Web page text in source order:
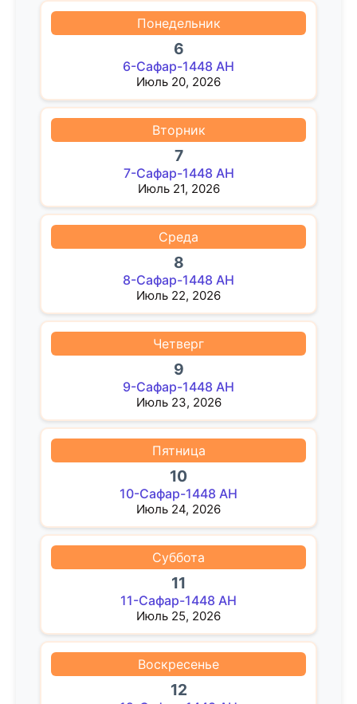
Понедельник
6
6-Сафар-1448 AH
Июль 20, 2026
Вторник
7
7-Сафар-1448 AH
Июль 21, 2026
Среда
8
8-Сафар-1448 AH
Июль 22, 2026
Четверг
9
9-Сафар-1448 AH
Июль 23, 2026
Пятница
10
10-Сафар-1448 AH
Июль 24, 2026
Суббота
11
11-Сафар-1448 AH
Июль 25, 2026
Воскресенье
12